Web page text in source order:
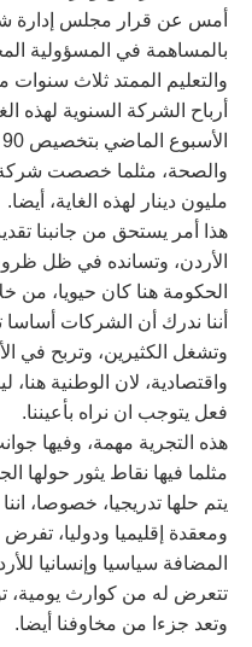
أمس عن قرار مجلس إدارة
بالمساهمة في المسؤولية
أرباح الشركة السنوية لهذه
مليون دينار لهذه الغاية، أيضا.
هذا أمر يستحق من جانبنا
الأردن، وتسانده في ظل
الحكومة هنا كان حيويا، من
أننا ندرك أن الشركات أساسا
وتشغل الكثيرين، وتربح في
واقتصادية، لان الوطنية
فعل يتوجب ان نراه بأعيننا.
هذه التجرية مهمة، وفيها
مثلما فيها نقاط يثور حولها
يتم حلها تدريجيا، خصوصا،
ومعقدة إقليميا ودوليا، تفرض
المضافة سياسيا وإنسانيا
تتعرض له من كوارث يومية،
وتعد جزءا من مخاوفنا أيضا.